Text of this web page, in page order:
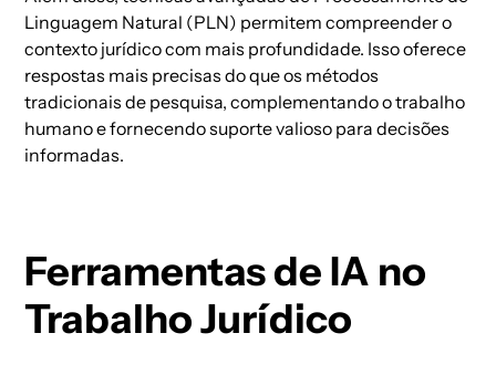
Linguagem Natural (PLN) permitem compreender o
contexto jurídico com mais profundidade. Isso oferece
respostas mais precisas do que os métodos
tradicionais de pesquisa, complementando o trabalho
humano e fornecendo suporte valioso para decisões
informadas.
Ferramentas de IA no
Trabalho Jurídico